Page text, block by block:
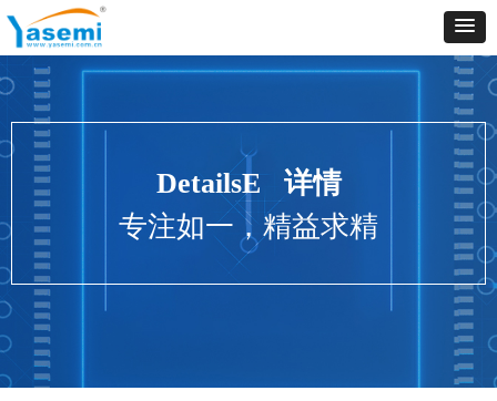
Control Render
ControlType:productSlideBind Error:未将对象引用设置到对象的实例。
DetailsE 详情
专注如一，精益求精